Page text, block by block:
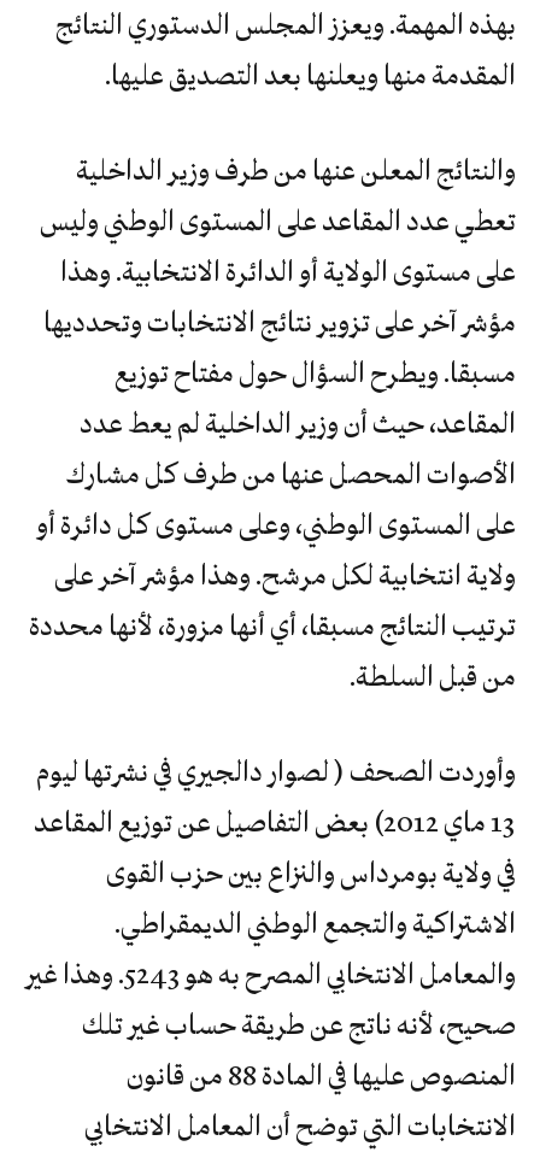
بهذه المهمة. ويعزز المجلس الدستوري النتائج
المقدمة منها ويعلنها بعد التصديق عليها.
والنتائج المعلن عنها من طرف وزير الداخلية
تعطي عدد المقاعد على المستوى الوطني وليس
على مستوى الولاية أو الدائرة الانتخابية. وهذا
مؤشر آخر على تزوير نتائج الانتخابات وتحدديها
مسبقا. ويطرح السؤال حول مفتاح توزيع
المقاعد، حيث أن وزير الداخلية لم يعط عدد
الأصوات المحصل عنها من طرف كل مشارك
على المستوى الوطني، وعلى مستوى كل دائرة أو
ولاية انتخابية لكل مرشح. وهذا مؤشر آخر على
ترتيب النتائج مسبقا، أي أنها مزورة، لأنها محددة
من قبل السلطة.
وأوردت الصحف ( لصوار دالجيري في نشرتها ليوم
13 ماي 2012) بعض التفاصيل عن توزيع المقاعد
في ولاية بومرداس والنزاع بين حزب القوى
الاشتراكية والتجمع الوطني الديمقراطي.
والمعامل الانتخابي المصرح به هو 5243. وهذا غير
صحيح، لأنه ناتج عن طريقة حساب غير تلك
المنصوص عليها في المادة 88 من قانون
الانتخابات التي توضح أن المعامل الانتخابي